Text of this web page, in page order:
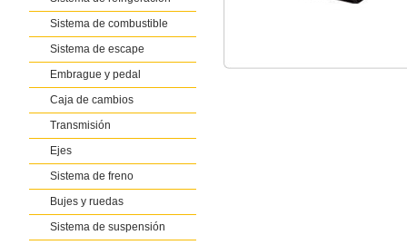
Sistema de combustible
Sistema de escape
Embrague y pedal
Caja de cambios
Transmisión
Ejes
Sistema de freno
Bujes y ruedas
Sistema de suspensión